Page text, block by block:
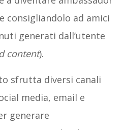
consigliandolo ad amici
generati dall’utente
content).
sfrutta diversi canali
media, email e
generare